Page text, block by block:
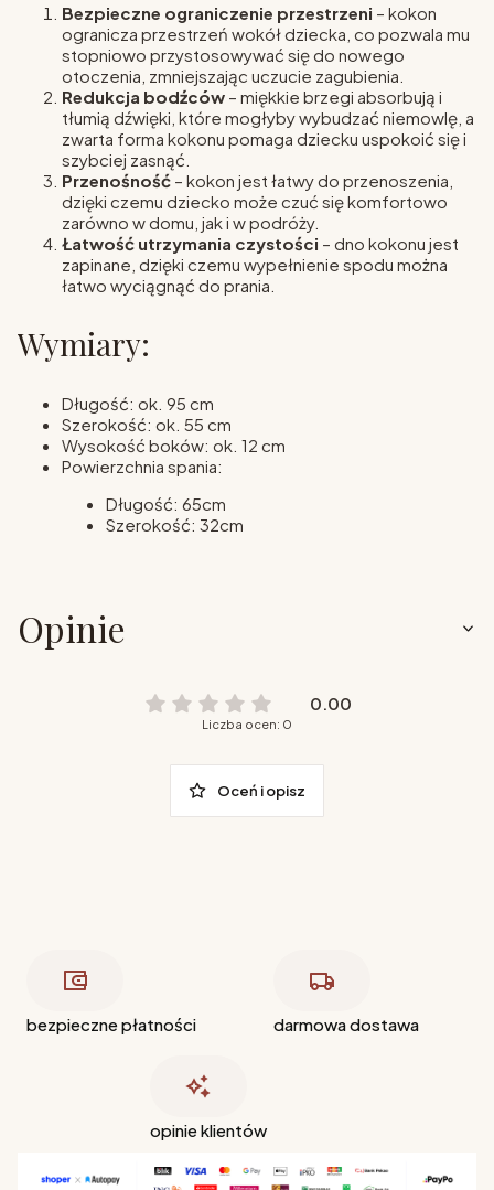
Bezpieczne ograniczenie przestrzeni – kokon
ogranicza przestrzeń wokół dziecka, co pozwala mu
stopniowo przystosowywać się do nowego
otoczenia, zmniejszając uczucie zagubienia.
Redukcja bodźców – miękkie brzegi absorbują i
tłumią dźwięki, które mogłyby wybudzać niemowlę, a
zwarta forma kokonu pomaga dziecku uspokoić się i
szybciej zasnąć.
Przenośność – kokon jest łatwy do przenoszenia,
dzięki czemu dziecko może czuć się komfortowo
zarówno w domu, jak i w podróży.
Łatwość utrzymania czystości – dno kokonu jest
zapinane, dzięki czemu wypełnienie spodu można
łatwo wyciągnąć do prania.
Wymiary:
Długość: ok. 95 cm
Szerokość: ok. 55 cm
Wysokość boków: ok. 12 cm
Powierzchnia spania:
Długość: 65cm
Szerokość: 32cm
Opinie
0.00
Liczba ocen: 0
Oceń i opisz
bezpieczne płatności darmowa dostawa
opinie klientów